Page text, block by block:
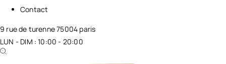
Contact
9 rue de turenne 75004 paris
LUN - DIM : 10:00 - 20:00